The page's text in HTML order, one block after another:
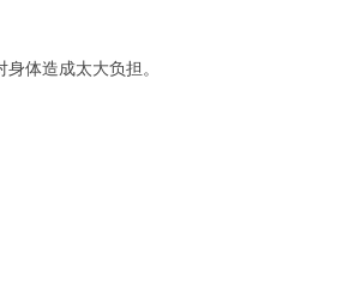
体造成太大负担。